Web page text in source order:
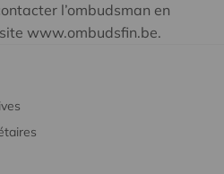
l’ombudsman en
www.ombudsfin.be.